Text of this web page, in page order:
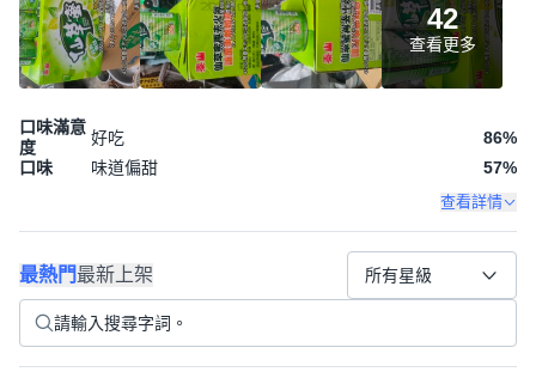
42
查看更多
口味滿意
度
好吃 86%
口味
味道偏甜 57%
查看詳情
最熱門最新上架 所有星級